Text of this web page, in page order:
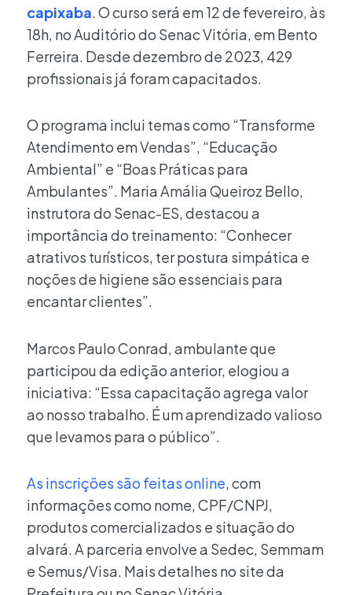
capixaba. O curso será em 12 de fevereiro, às
18h, no Auditório do Senac Vitória, em Bento
Ferreira. Desde dezembro de 2023, 429
profissionais já foram capacitados.
O programa inclui temas como “Transforme
Atendimento em Vendas”, “Educação
Ambiental” e “Boas Práticas para
Ambulantes”. Maria Amália Queiroz Bello,
instrutora do Senac-ES, destacou a
importância do treinamento: “Conhecer
atrativos turísticos, ter postura simpática e
noções de higiene são essenciais para
encantar clientes”.
Marcos Paulo Conrad, ambulante que
participou da edição anterior, elogiou a
iniciativa: “Essa capacitação agrega valor
ao nosso trabalho. É um aprendizado valioso
que levamos para o público”.
As inscrições são feitas online, com
informações como nome, CPF/CNPJ,
produtos comercializados e situação do
alvará. A parceria envolve a Sedec, Semmam
e Semus/Visa. Mais detalhes no site da